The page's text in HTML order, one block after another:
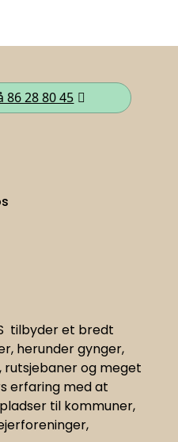
86 28 80 45
tilbyder et bredt
herunder gynger,
og meget
erfaring med at
til kommuner,